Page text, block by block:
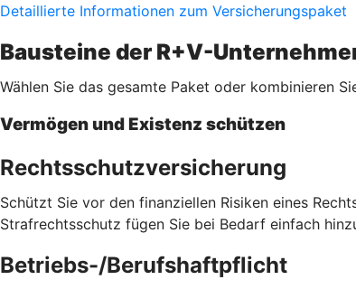
Detaillierte Informationen zum Versicherungspaket
Bausteine der R+V-
Wählen Sie das gesamte Paket oder kombinieren
Vermögen und Existenz schützen
Rechtsschutzversicherung
Schützt Sie vor den finanziellen Risiken eines
Strafrechtsschutz fügen Sie bei Bedarf einfach
Betriebs-/Berufshaftpflicht